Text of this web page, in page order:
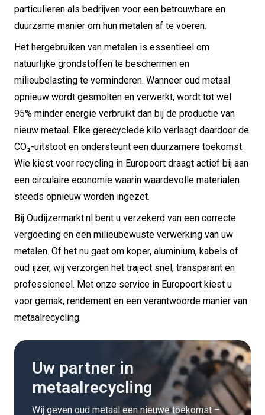
particulieren als bedrijven voor een betrouwbare en
duurzame manier om hun metalen af te voeren.
Het hergebruiken van metalen is essentieel om
natuurlijke grondstoffen te beschermen en
milieubelasting te verminderen. Wanneer oud metaal
opnieuw wordt gesmolten en verwerkt, wordt tot wel
95% minder energie verbruikt dan bij de productie van
nieuw metaal. Elke gerecyclede kilo verlaagt daardoor de
CO₂-uitstoot en ondersteunt een duurzamere toekomst.
Wie kiest voor recycling in Europoort draagt actief bij aan
een circulaire economie waarin waardevolle materialen
steeds opnieuw worden ingezet.
Bij Oudijzermarkt.nl bent u verzekerd van een correcte
vergoeding en een milieubewuste verwerking van uw
metalen. Of het nu gaat om koper, aluminium, kabels of
oud ijzer, wij verzorgen het traject snel, transparant en
professioneel. Met onze service in Europoort kiest u
voor gemak, rendement en een verantwoorde manier van
metaalrecycling.
Uw partner in
metaalrecycling
Wij geven oud metaal een nieuwe toekomst –